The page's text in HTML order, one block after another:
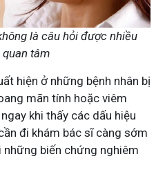
là câu hỏi được nhiều
tâm
hiện ở những bệnh nhân bị
mãn tính hoặc viêm
khi thấy các dấu hiệu
đi khám bác sĩ càng sớm
biến chứng nghiêm